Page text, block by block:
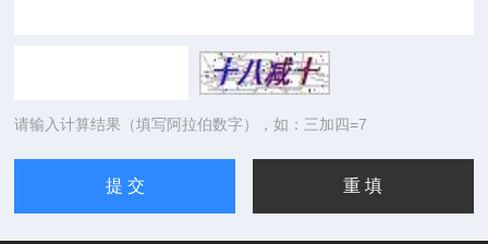
请输入计算结果（填写阿拉伯数字），如：三加四=7